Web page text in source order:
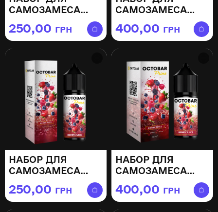
САМОЗАМЕСА
OCTOBAR PRIME
APRICOT LIME —
15МЛ
250,00 ГРН
САМОЗАМЕСА
OCTOBAR PRIME
APRICOT LIME —
30МЛ
400,00 ГРН
НАБОР ДЛЯ
САМОЗАМЕСА
OCTOBAR PRIME
BERRY JUICE —
15МЛ
250,00 ГРН
НАБОР ДЛЯ
САМОЗАМЕСА
OCTOBAR PRIME
BERRY JUICE —
30МЛ
400,00 ГРН